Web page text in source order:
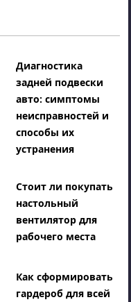
Диагностика
задней подвески
авто: симптомы
неисправностей и
способы их
устранения
Стоит ли покупать
настольный
вентилятор для
рабочего места
Как сформировать
гардероб для всей